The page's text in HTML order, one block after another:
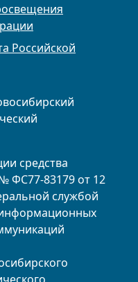
средства
ФС77-83179 от 12
службой
Российской